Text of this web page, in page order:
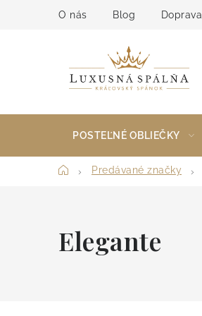
O nás Blog Doprava
POSTEĽNÉ OBLIEČKY
DomovPredávané značky
Elegante